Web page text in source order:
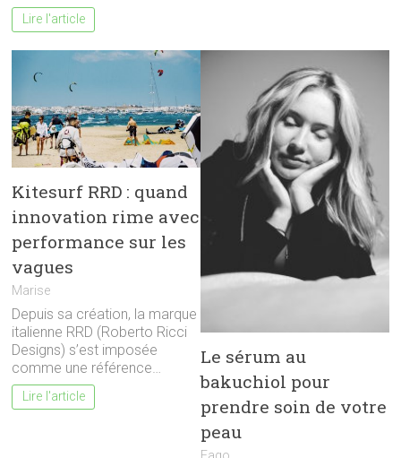
Lire l'article
Kitesurf RRD : quand
innovation rime avec
performance sur les
vagues
Marise
Depuis sa création, la marque
italienne RRD (Roberto Ricci
Designs) s’est imposée
comme une référence…
Lire l'article
Le sérum au
bakuchiol pour
prendre soin de votre
peau